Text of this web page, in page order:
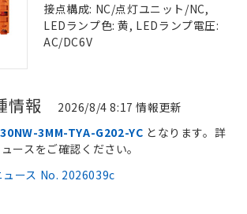
接点構成: NC/点灯ユニット/NC,
LEDランプ色: 黄, LEDランプ電圧:
AC/DC6V
情報 2026/8/4 8:17 情報更新
ュース No. 2026039c
3MM-TYA-G202-YC となります。詳
ースをご確認ください。